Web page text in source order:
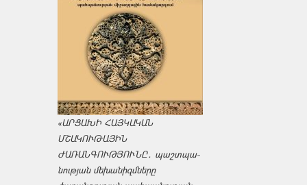
«ԱՐՑԱԽԻ ՀԱՅԿԱԿԱՆ
ՄՇԱԿՈՒԹԱՅԻՆ
ԺԱՌԱՆԳՈՒԹՅՈՒՆԸ․ պաշտպա­
նության մեխանիզմները